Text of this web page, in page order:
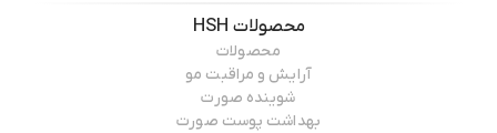
محصولات HSH
محصولات
آرایش و مراقبت مو
شوینده صورت
بهداشت پوست صورت